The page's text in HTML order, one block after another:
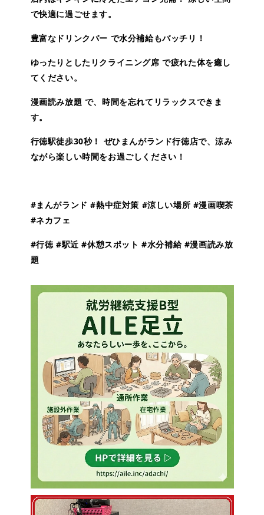
で快適に過ごせます。
豊富なドリンクバー で水分補給もバッチリ！
ゆったりとしたリクライニング席 で疲れた体を癒し
てください。
漫画読み放題 で、時間を忘れてリラックスできま
す。
行徳駅徒歩30秒！ ぜひまんがランド行徳店で、涼み
ながら楽しい時間をお過ごしください！
#まんがランド #熱中症対策 #涼しい場所 #漫画喫茶
#ネカフェ
#行徳 #駅近 #休憩スポット #水分補給 #漫画読み放
題